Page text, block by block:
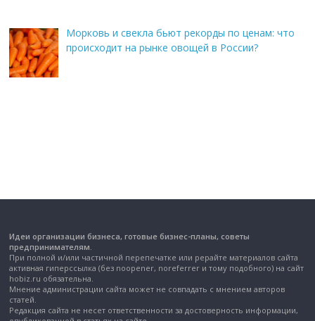
Морковь и свекла бьют рекорды по ценам: что
происходит на рынке овощей в России?
Идеи организации бизнеса, готовые бизнес-планы, советы
предпринимателям.
При полной и/или частичной перепечатке или рерайте материалов сайта
активная гиперссылка (без noopener, noreferrer и тому подобного) на сайт
hobiz.ru обязательна.
Мнение администрации сайта может не совпадать с мнением авторов
статей.
Редакция сайта не несет ответственности за достоверность информации,